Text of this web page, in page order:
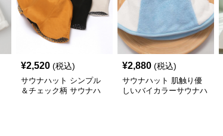
¥2,520 (税込)
サウナハット シンプル
＆チェック柄 サウナハ
¥2,880 (税込)
サウナハット 肌触り優
しいバイカラーサウナハ